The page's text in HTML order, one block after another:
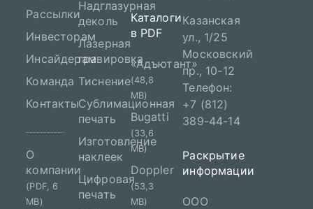
Рассылки
Инвесторам
Инсайдерам
Команда
Контакты
О
компании
(PDF, 6
MB)
Надглазурная
деколь
Лазерная
гравировка
Тиснение
Сублимационная
печать
Изготовление
наклеек
Цифровая
печать
Каталоги
в PDF
«Адъютант»
(48,8
MB)
Bugatti
(33,6
MB)
Doppler
(53,3
MB)
Казанская
ул., 1/25
Московский
пр., 10-12
Телефон:
+7 (812)
389-44-14
Раскрытие
информации
ООО